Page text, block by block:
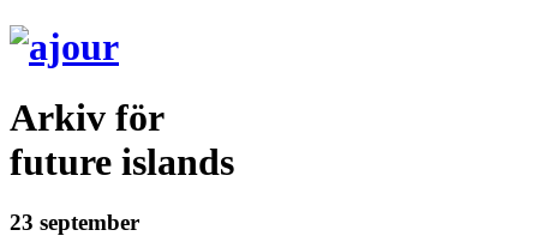
Arkiv för
future islands
23 september